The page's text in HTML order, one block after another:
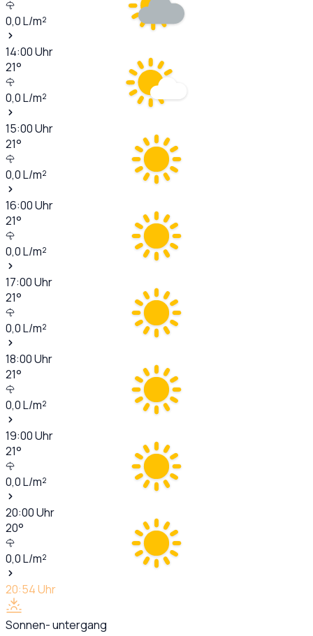
0,0L/m²
14:00Uhr
21°
0,0L/m²
15:00Uhr
21°
0,0L/m²
16:00Uhr
21°
0,0L/m²
17:00Uhr
21°
0,0L/m²
18:00Uhr
21°
0,0L/m²
19:00Uhr
21°
0,0L/m²
20:00Uhr
20°
0,0L/m²
20:54Uhr
Sonnen- untergang